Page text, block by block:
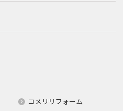
コメリリフォーム